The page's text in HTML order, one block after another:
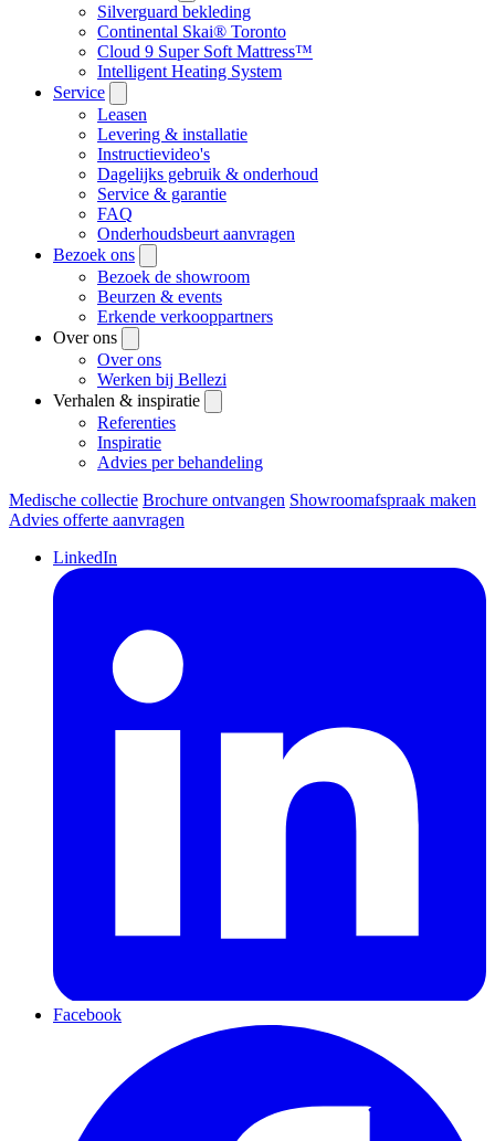
Silverguard bekleding
Continental Skai® Toronto
Cloud 9 Super Soft Mattress™
Intelligent Heating System
Service
Leasen
Levering & installatie
Instructievideo's
Dagelijks gebruik & onderhoud
Service & garantie
FAQ
Onderhoudsbeurt aanvragen
Bezoek ons
Bezoek de showroom
Beurzen & events
Erkende verkooppartners
Over ons
Over ons
Werken bij Bellezi
Verhalen & inspiratie
Referenties
Inspiratie
Advies per behandeling
Medische collectie Brochure ontvangen Showroomafspraak maken
Advies offerte aanvragen
LinkedIn
Facebook